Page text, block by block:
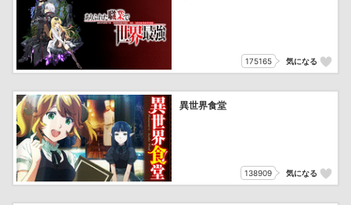
175165 気になる
異世界食堂
138909 気になる